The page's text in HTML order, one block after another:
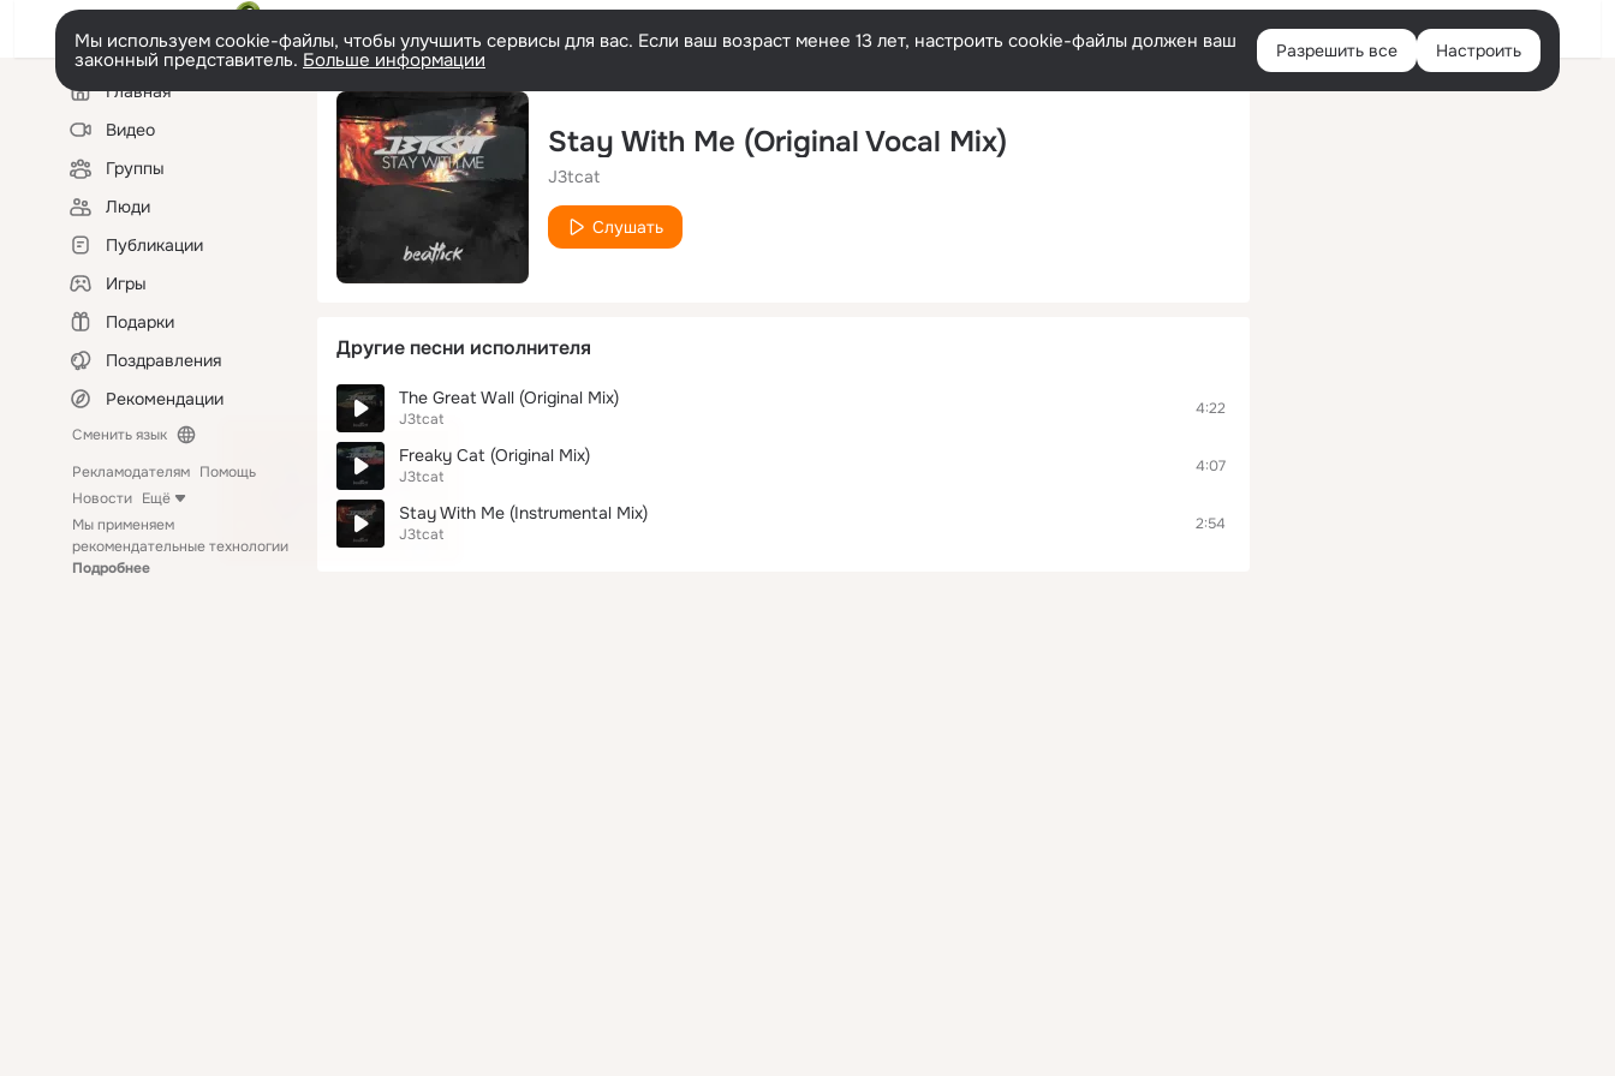
Войти
Мы используем cookie-файлы, чтобы улучшить сервисы для вас. Если ваш возраст менее 13 лет, настроить cookie-файлы должен ваш
законный представитель. Больше информации Разрешить все Настроить
Левая
колонкаГлавная
Видео
Группы
Люди
Публикации
Игры
Подарки
Поздравления
Рекомендации
Сменить язык
Рекламодателям Помощь
Новости Ещё
Мы применяем
рекомендательные технологии
Подробнее
Stay With Me (Original Vocal Mix)
J3tcat
Слушать
Другие песни исполнителя
The Great Wall (Original Mix)
J3tcat
4:22
Freaky Cat (Original Mix)
J3tcat
4:07
Stay With Me (Instrumental Mix)
J3tcat
2:54